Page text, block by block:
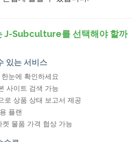
J-Subculture를 선택해야 할까
있는 서비스
눈에 확인하세요
사이트 검색 가능
로 상품 상태 보고서 제공
플랜
물품 가격 협상 가능